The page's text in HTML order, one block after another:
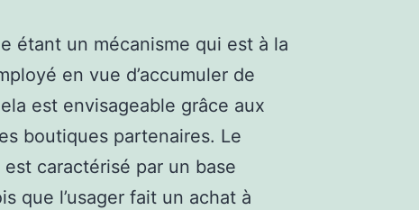
étant un mécanisme qui est à la
en vue d’accumuler de
est envisageable grâce aux
boutiques partenaires. Le
caractérisé par un base
que l’usager fait un achat à